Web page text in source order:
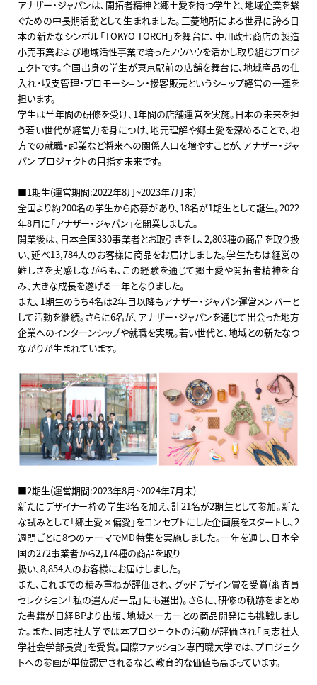
アナザー・ジャパンは、開拓者精神と郷土愛を持つ学生と、地域企業を繋
ぐための中長期活動として生まれました。三菱地所による世界に誇る日
本の新たなシンボル「TOKYO TORCH」を舞台に、中川政七商店の製造
小売事業および地域活性事業で培ったノウハウを活かし取り組むプロジ
ェクトです。全国出身の学生が東京駅前の店舗を舞台に、地域産品の仕
入れ・収支管理・プロモーション・接客販売というショップ経営の一連を
担います。
学生は半年間の研修を受け、1年間の店舗運営を実施。日本の未来を担
う若い世代が経営力を身につけ、地元理解や郷土愛を深めることで、地
方での就職・起業など将来への関係人口を増やすことが、アナザー・ジャ
パン プロジェクトの目指す未来です。
■1期生(運営期間:2022年8月~2023年7月末)
全国より約200名の学生から応募があり、18名が1期生として誕生。2022
年8月に「アナザー・ジャパン」を開業しました。
開業後は、日本全国330事業者とお取引きをし、2,803種の商品を取り扱
い、延べ13,784人のお客様に商品をお届けしました。学生たちは経営の
難しさを実感しながらも、この経験を通じて郷土愛や開拓者精神を育
み、大きな成長を遂げる一年となりました。
また、1期生のうち4名は2年目以降もアナザー・ジャパン運営メンバーと
して活動を継続。さらに6名が、アナザー・ジャパンを通じて出会った地方
企業へのインターンシップや就職を実現。若い世代と、地域との新たなつ
ながりが生まれています。
■2期生(運営期間:2023年8月~2024年7月末)
新たにデザイナー枠の学生3名を加え、計21名が2期生として参加。新た
な試みとして「郷土愛×偏愛」をコンセプトにした企画展をスタートし、2
週間ごとに8つのテーマでMD特集を実施しました。一年を通し、日本全
国の272事業者から2,174種の商品を取り
扱い、8,854人のお客様にお届けしました。
また、これまでの積み重ねが評価され、グッドデザイン賞を受賞(審査員
セレクション「私の選んだ一品」にも選出)。さらに、研修の軌跡をまとめ
た書籍が日経BPより出版、地域メーカーとの商品開発にも挑戦しまし
た。また、同志社大学では本プロジェクトの活動が評価され「同志社大
学社会学部長賞」を受賞。国際ファッション専門職大学では、プロジェク
トへの参画が単位認定されるなど、教育的な価値も高まっています。